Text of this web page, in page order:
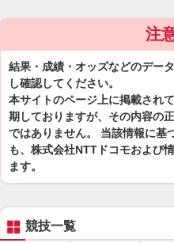
注
結果・成績・オッズなどのデー
し確認してください。
本サイトのページ上に掲載され
期しておりますが、その内容の
ではありません。 当該情報に基
も、株式会社NTTドコモおよび
ます。
競技一覧